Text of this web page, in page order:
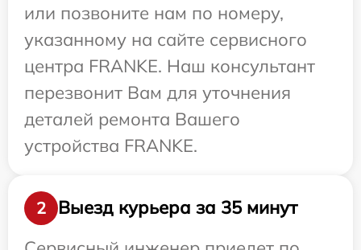
или позвоните нам по номеру,
указанному на сайте сервисного
центра FRANKE. Наш консультант
перезвонит Вам для уточнения
деталей ремонта Вашего
устройства FRANKE.
2
Выезд курьера за 35 минут